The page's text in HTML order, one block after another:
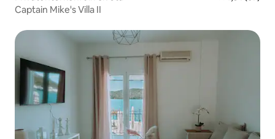
Captain Mike's Villa II